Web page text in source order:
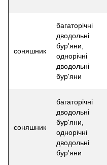
соняшник
багаторічні
дводольні
бур'яни,
однорічні
дводольні
бур'яни
соняшник
багаторічні
дводольні
бур'яни,
однорічні
дводольні
бур'яни